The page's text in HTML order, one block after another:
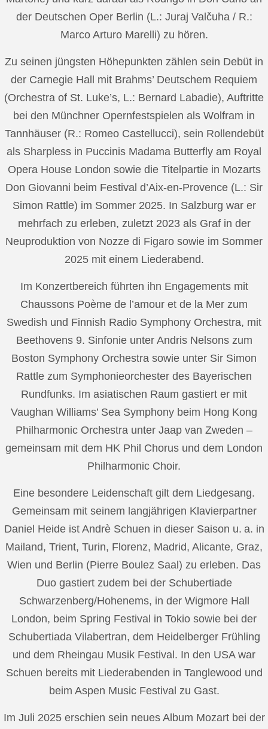
der Deutschen Oper Berlin (L.: Juraj Valčuha / R.:
Marco Arturo Marelli) zu hören.
Zu seinen jüngsten Höhepunkten zählen sein Debüt in
der Carnegie Hall mit Brahms’ Deutschem Requiem
(Orchestra of St. Luke’s, L.: Bernard Labadie), Auftritte
bei den Münchner Opernfestspielen als Wolfram in
Tannhäuser (R.: Romeo Castellucci), sein Rollendebüt
als Sharpless in Puccinis Madama Butterfly am Royal
Opera House London sowie die Titelpartie in Mozarts
Don Giovanni beim Festival d’Aix-en-Provence (L.: Sir
Simon Rattle) im Sommer 2025. In Salzburg war er
mehrfach zu erleben, zuletzt 2023 als Graf in der
Neuproduktion von Nozze di Figaro sowie im Sommer
2025 mit einem Liederabend.
Im Konzertbereich führten ihn Engagements mit
Chaussons Poème de l’amour et de la Mer zum
Swedish und Finnish Radio Symphony Orchestra, mit
Beethovens 9. Sinfonie unter Andris Nelsons zum
Boston Symphony Orchestra sowie unter Sir Simon
Rattle zum Symphonieorchester des Bayerischen
Rundfunks. Im asiatischen Raum gastiert er mit
Vaughan Williams’ Sea Symphony beim Hong Kong
Philharmonic Orchestra unter Jaap van Zweden –
gemeinsam mit dem HK Phil Chorus und dem London
Philharmonic Choir.
Eine besondere Leidenschaft gilt dem Liedgesang.
Gemeinsam mit seinem langjährigen Klavierpartner
Daniel Heide ist Andrè Schuen in dieser Saison u. a. in
Mailand, Trient, Turin, Florenz, Madrid, Alicante, Graz,
Wien und Berlin (Pierre Boulez Saal) zu erleben. Das
Duo gastiert zudem bei der Schubertiade
Schwarzenberg/Hohenems, in der Wigmore Hall
London, beim Spring Festival in Tokio sowie bei der
Schubertiada Vilabertran, dem Heidelberger Frühling
und dem Rheingau Musik Festival. In den USA war
Schuen bereits mit Liederabenden in Tanglewood und
beim Aspen Music Festival zu Gast.
Im Juli 2025 erschien sein neues Album Mozart bei der